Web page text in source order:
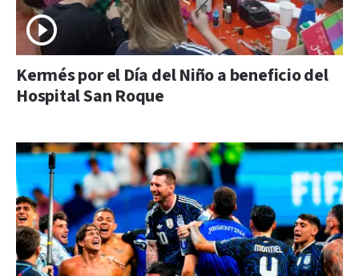
Kermés por el Día del Niño a beneficio del
Hospital San Roque